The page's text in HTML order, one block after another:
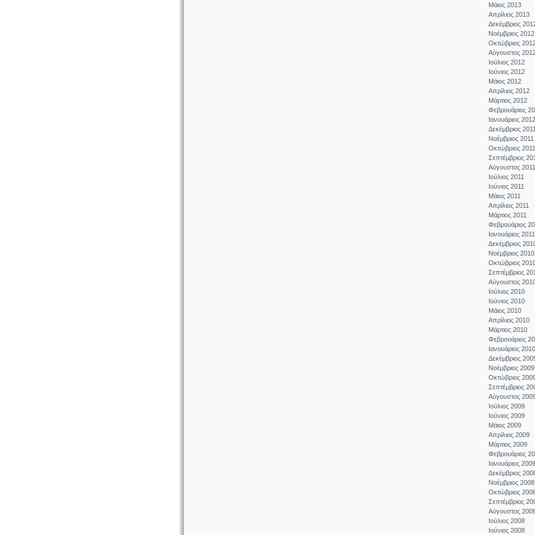
Μάιος 2013
Απρίλιος 2013
Δεκέμβριος
Νοέμβριος 2012
Οκτώβριος
Αύγουστος
Ιούλιος 2012
Ιούνιος 2012
Μάιος 2012
Απρίλιος 2012
Μάρτιος 2012
Φεβρουάριος
Ιανουάριος 2012
Δεκέμβριος 2011
Νοέμβριος 2011
Οκτώβριος 2011
Σεπτέμβριος
Αύγουστος 2011
Ιούλιος 2011
Ιούνιος 2011
Μάιος 2011
Απρίλιος 2011
Μάρτιος 2011
Φεβρουάριος
Ιανουάριος 2011
Δεκέμβριος
Νοέμβριος 2010
Οκτώβριος
Σεπτέμβριος
Αύγουστος
Ιούλιος 2010
Ιούνιος 2010
Μάιος 2010
Απρίλιος 2010
Μάρτιος 2010
Φεβρουάριος
Ιανουάριος 2010
Δεκέμβριος
Νοέμβριος 2009
Οκτώβριος
Σεπτέμβριος
Αύγουστος
Ιούλιος 2009
Ιούνιος 2009
Μάιος 2009
Απρίλιος 2009
Μάρτιος 2009
Φεβρουάριος
Ιανουάριος 2009
Δεκέμβριος
Νοέμβριος 2008
Οκτώβριος
Σεπτέμβριος
Αύγουστος
Ιούλιος 2008
Ιούνιος 2008